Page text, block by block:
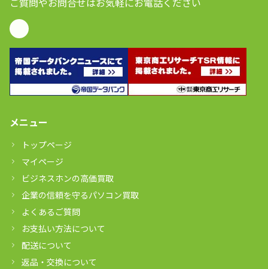
メニュー
トップページ
マイページ
ビジネスホンの高価買取
企業の信頼を守るパソコン買取
よくあるご質問
お支払い方法について
配送について
返品・交換について